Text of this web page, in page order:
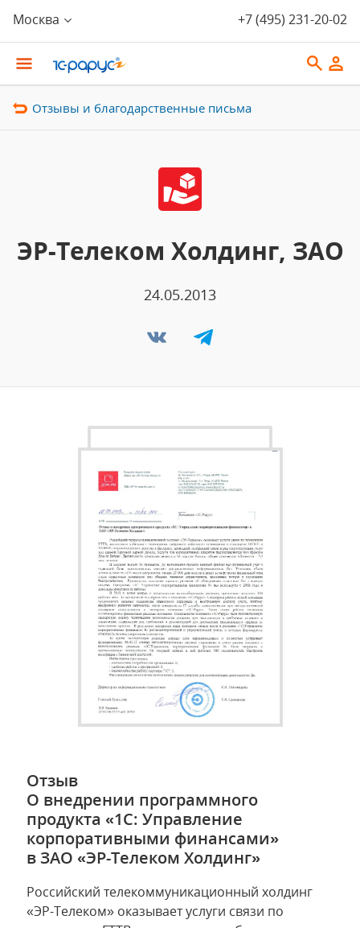
Москва +7 (495) 231-20-02
Отзывы и благодарственные письма
ЭР-Телеком Холдинг, ЗАО
24.05.2013
Отзыв
О внедрении программного
продукта «1С: Управление
корпоративными финансами»
в ЗАО «ЭР-Телеком Холдинг»
Российский телекоммуникационный холдинг
«ЭР-Телеком» оказывает услуги связи по